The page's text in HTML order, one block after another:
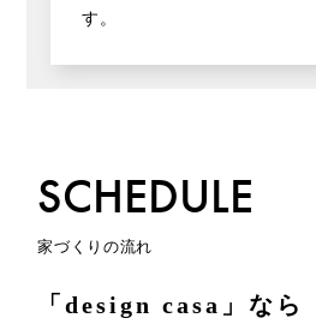
す。
SCHEDULE
家づくりの流れ
「design casa」なら